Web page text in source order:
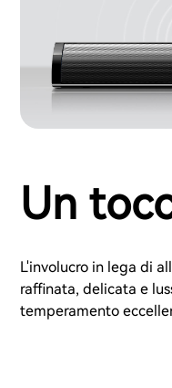
Un
L'involucro in lega di
raffinata, delicata e
temperamento